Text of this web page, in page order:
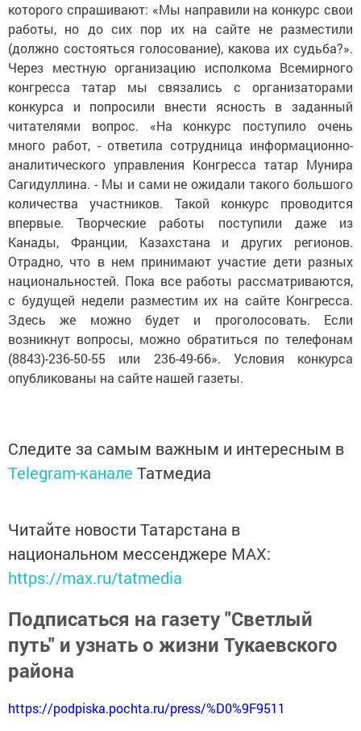
которого спрашивают: «Мы направили на конкурс свои
работы, но до сих пор их на сайте не разместили
(должно состояться голосование), какова их судьба?».
Через местную организацию исполкома Всемирного
конгресса татар мы связались с организаторами
конкурса и попросили внести ясность в заданный
читателями вопрос. «На конкурс поступило очень
много работ, - ответила сотрудница информационно-
аналитического управления Конгресса татар Мунира
Сагидуллина. - Мы и сами не ожидали такого большого
количества участников. Такой конкурс проводится
впервые. Творческие работы поступили даже из
Канады, Франции, Казахстана и других регионов.
Отрадно, что в нем принимают участие дети разных
национальностей. Пока все работы рассматриваются,
с будущей недели разместим их на сайте Конгресса.
Здесь же можно будет и проголосовать. Если
возникнут вопросы, можно обратиться по телефонам
(8843)-236-50-55 или 236-49-66». Условия конкурса
опубликованы на сайте нашей газеты.
Следите за самым важным и интересным в
Telegram-канале Татмедиа
Читайте новости Татарстана в
национальном мессенджере MАХ:
https://max.ru/tatmedia
Подписаться на газету "Светлый
путь" и узнать о жизни Тукаевского
района
https://podpiska.pochta.ru/press/%D0%9F9511